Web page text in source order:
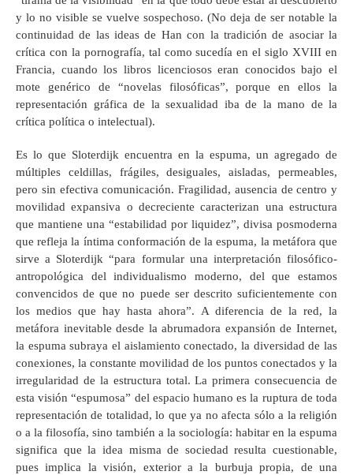
y lo no visible se vuelve sospechoso. (No deja de ser notable la
continuidad de las ideas de Han con la tradición de asociar la
crítica con la pornografía, tal como sucedía en el siglo XVIII en
Francia, cuando los libros licenciosos eran conocidos bajo el
mote genérico de “novelas filosóficas”, porque en ellos la
representación gráfica de la sexualidad iba de la mano de la
crítica política o intelectual).
Es lo que Sloterdijk encuentra en la espuma, un agregado de
múltiples celdillas, frágiles, desiguales, aisladas, permeables,
pero sin efectiva comunicación. Fragilidad, ausencia de centro y
movilidad expansiva o decreciente caracterizan una estructura
que mantiene una “estabilidad por liquidez”, divisa posmoderna
que refleja la íntima conformación de la espuma, la metáfora que
sirve a Sloterdijk “para formular una interpretación filosófico-
antropológica del individualismo moderno, del que estamos
convencidos de que no puede ser descrito suficientemente con
los medios que hay hasta ahora”. A diferencia de la red, la
metáfora inevitable desde la abrumadora expansión de Internet,
la espuma subraya el aislamiento conectado, la diversidad de las
conexiones, la constante movilidad de los puntos conectados y la
irregularidad de la estructura total. La primera consecuencia de
esta visión “espumosa” del espacio humano es la ruptura de toda
representación de totalidad, lo que ya no afecta sólo a la religión
o a la filosofía, sino también a la sociología: habitar en la espuma
significa que la idea misma de sociedad resulta cuestionable,
pues implica la visión, exterior a la burbuja propia, de una